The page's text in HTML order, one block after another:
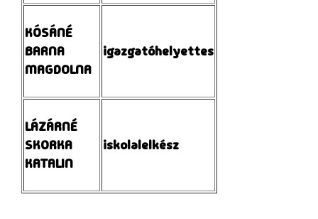
KÓSÁNÉ
BARNA
MAGDOLNA
igazgatóhelyettes
LÁZÁRNÉ
SKORKA
KATALIN
iskolalelkész